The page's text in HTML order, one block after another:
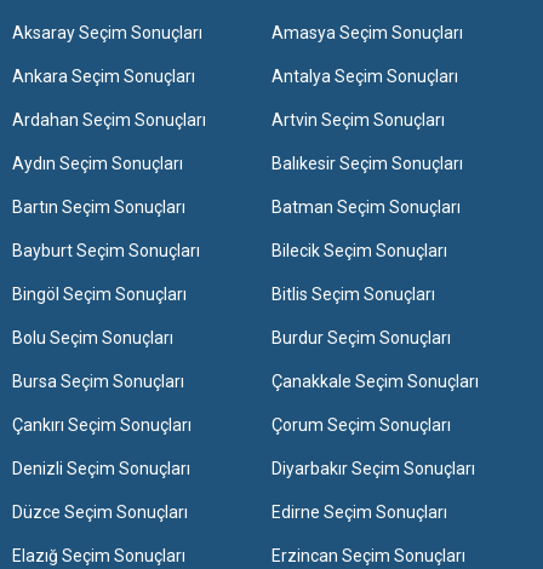
Aksaray Seçim Sonuçları Amasya Seçim Sonuçları
Ankara Seçim Sonuçları Antalya Seçim Sonuçları
Ardahan Seçim Sonuçları Artvin Seçim Sonuçları
Aydın Seçim Sonuçları Balıkesir Seçim Sonuçları
Bartın Seçim Sonuçları Batman Seçim Sonuçları
Bayburt Seçim Sonuçları Bilecik Seçim Sonuçları
Bingöl Seçim Sonuçları Bitlis Seçim Sonuçları
Bolu Seçim Sonuçları Burdur Seçim Sonuçları
Bursa Seçim Sonuçları Çanakkale Seçim Sonuçları
Çankırı Seçim Sonuçları Çorum Seçim Sonuçları
Denizli Seçim Sonuçları Diyarbakır Seçim Sonuçları
Düzce Seçim Sonuçları Edirne Seçim Sonuçları
Elazığ Seçim Sonuçları Erzincan Seçim Sonuçları